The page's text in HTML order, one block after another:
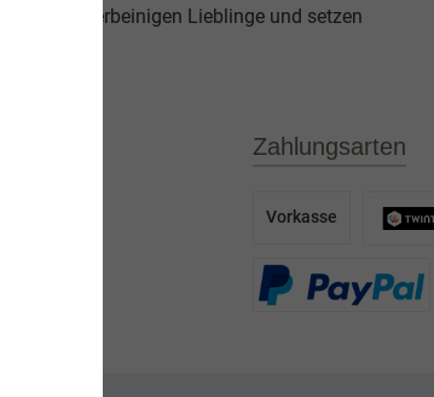
vierbeinigen Lieblinge und setzen
Zahlungsarten
Vorkasse